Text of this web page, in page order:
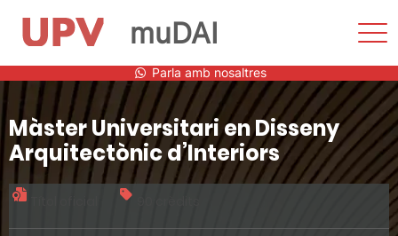
contingut
muDAI
Parla amb nosaltres
Màster Universitari en Disseny
Arquitectònic d’Interiors